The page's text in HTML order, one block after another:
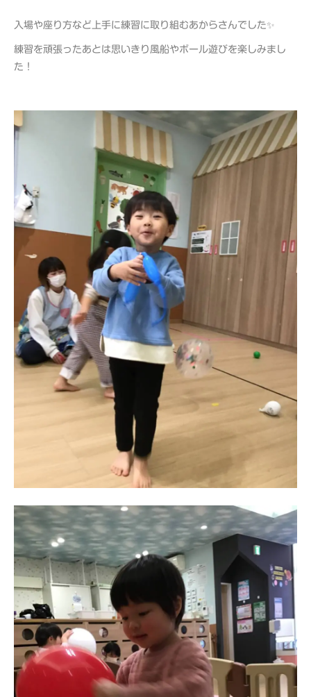
入場や座り方など上手に練習に取り組むあからさんでした✨
練習を頑張ったあとは思いきり風船やボール遊びを楽しみまし
た！